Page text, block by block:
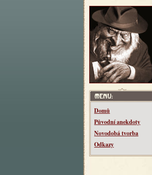
Domů
Původní anekdoty
Novodobá tvorba
Odkazy